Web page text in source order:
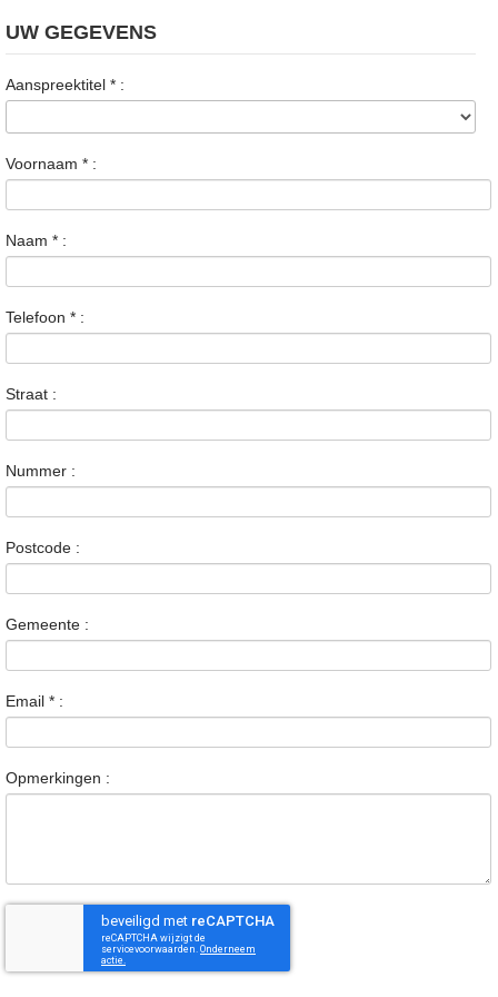
UW GEGEVENS
Aanspreektitel * :
Voornaam * :
Naam * :
Telefoon * :
Straat :
Nummer :
Postcode :
Gemeente :
Email * :
Opmerkingen :